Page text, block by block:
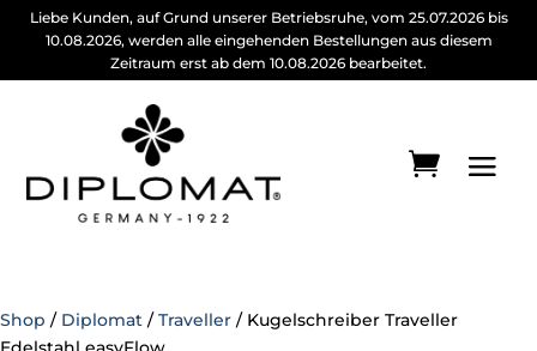
Liebe Kunden, auf Grund unserer Betriebsruhe, vom 25.07.2026 bis
10.08.2026, werden alle eingehenden Bestellungen aus diesem
Zeitraum erst ab dem 10.08.2026 bearbeitet.
Shop / Diplomat / Traveller / Kugelschreiber Traveller